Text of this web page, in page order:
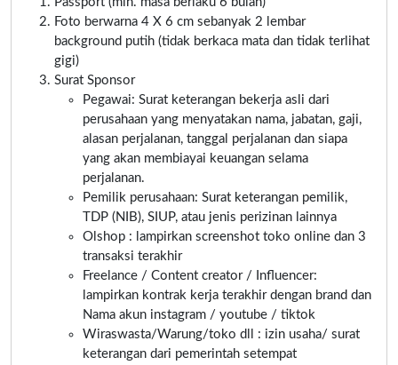
Foto berwarna 4 X 6 cm sebanyak 2 lembar
background putih (tidak berkaca mata dan tidak terlihat
gigi)
Surat Sponsor
Pegawai: Surat keterangan bekerja asli dari
perusahaan yang menyatakan nama, jabatan, gaji,
alasan perjalanan, tanggal perjalanan dan siapa
yang akan membiayai keuangan selama
perjalanan.
Pemilik perusahaan: Surat keterangan pemilik,
TDP (NIB), SIUP, atau jenis perizinan lainnya
Olshop : lampirkan screenshot toko online dan 3
transaksi terakhir
Freelance / Content creator / Influencer:
lampirkan kontrak kerja terakhir dengan brand dan
Nama akun instagram / youtube / tiktok
Wiraswasta/Warung/toko dll : izin usaha/ surat
keterangan dari pemerintah setempat